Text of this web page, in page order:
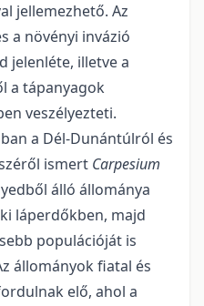
jel­lemezhető. Az
a növényi invázió
jelenléte, illetve a
a tápanyagok
veszélyezteti.
a Dél-Dunántúlról és
ismert Carpesium
álló állománya
láperdőkben, majd
populációját is
állományok fiatal és
elő, ahol a